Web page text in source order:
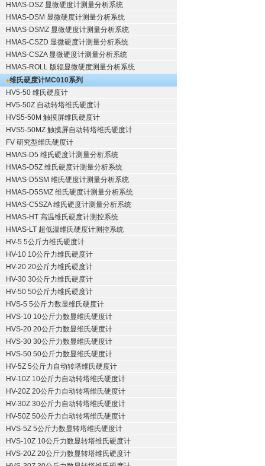
HMAS-DSZ 显微硬度计测量分析系统
HMAS-DSM 显微硬度计测量分析系统
HMAS-DSMZ 显微硬度计测量分析系统
HMAS-CSZD 显微硬度计测量分析系统
HMAS-CSZA 显微硬度计测量分析系统
HMAS-ROLL 版辊显微硬度测量分析系统
维氏硬度计MC010系列
HV5-50 维氏硬度计
HV5-50Z 自动转塔维氏硬度计
HVS5-50M 触摸屏维氏硬度计
HVS5-50MZ 触摸屏自动转塔维氏硬度计
FV 研究型维氏硬度计
HMAS-D5 维氏硬度计测量分析系统
HMAS-D5Z 维氏硬度计测量分析系统
HMAS-D5SM 维氏硬度计测量分析系统
HMAS-D5SMZ 维氏硬度计测量分析系统
HMAS-C5SZA 维氏硬度计测量分析系统
HMAS-HT 高温维氏硬度计测控系统
HMAS-LT 超低温维氏硬度计测控系统
HV-5 5公斤力维氏硬度计
HV-10 10公斤力维氏硬度计
HV-20 20公斤力维氏硬度计
HV-30 30公斤力维氏硬度计
HV-50 50公斤力维氏硬度计
HVS-5 5公斤力数显维氏硬度计
HVS-10 10公斤力数显维氏硬度计
HVS-20 20公斤力数显维氏硬度计
HVS-30 30公斤力数显维氏硬度计
HVS-50 50公斤力数显维氏硬度计
HV-5Z 5公斤力自动转塔维氏硬度计
HV-10Z 10公斤力自动转塔维氏硬度计
HV-20Z 20公斤力自动转塔维氏硬度计
HV-30Z 30公斤力自动转塔维氏硬度计
HV-50Z 50公斤力自动转塔维氏硬度计
HVS-5Z 5公斤力数显转塔维氏硬度计
HVS-10Z 10公斤力数显转塔维氏硬度计
HVS-20Z 20公斤力数显转塔维氏硬度计